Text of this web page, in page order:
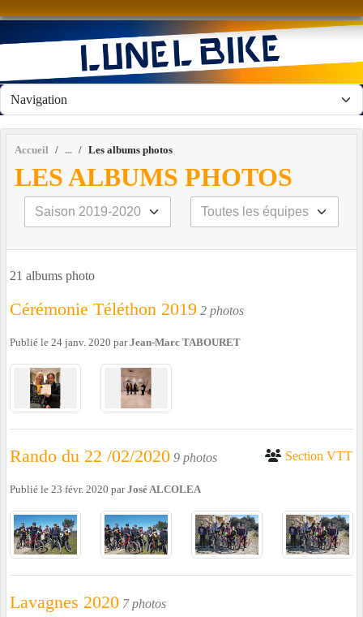
Accueil Les albums photos
LES ALBUMS PHOTOS
21 albums photo
Cérémonie Téléthon 2019 2 photos
Publié le 24 janv. 2020 parJean-Marc TABOURET
Rando du 22 /02/2020 9 photos Section VTT
Publié le 23 févr. 2020 parJosé ALCOLEA
Lavagnes 2020 7 photos